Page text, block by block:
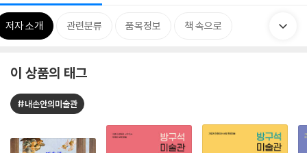
저자 소개 관련분류 품목정보 책 속으로
이 상품의 태그
#내손안의미술관